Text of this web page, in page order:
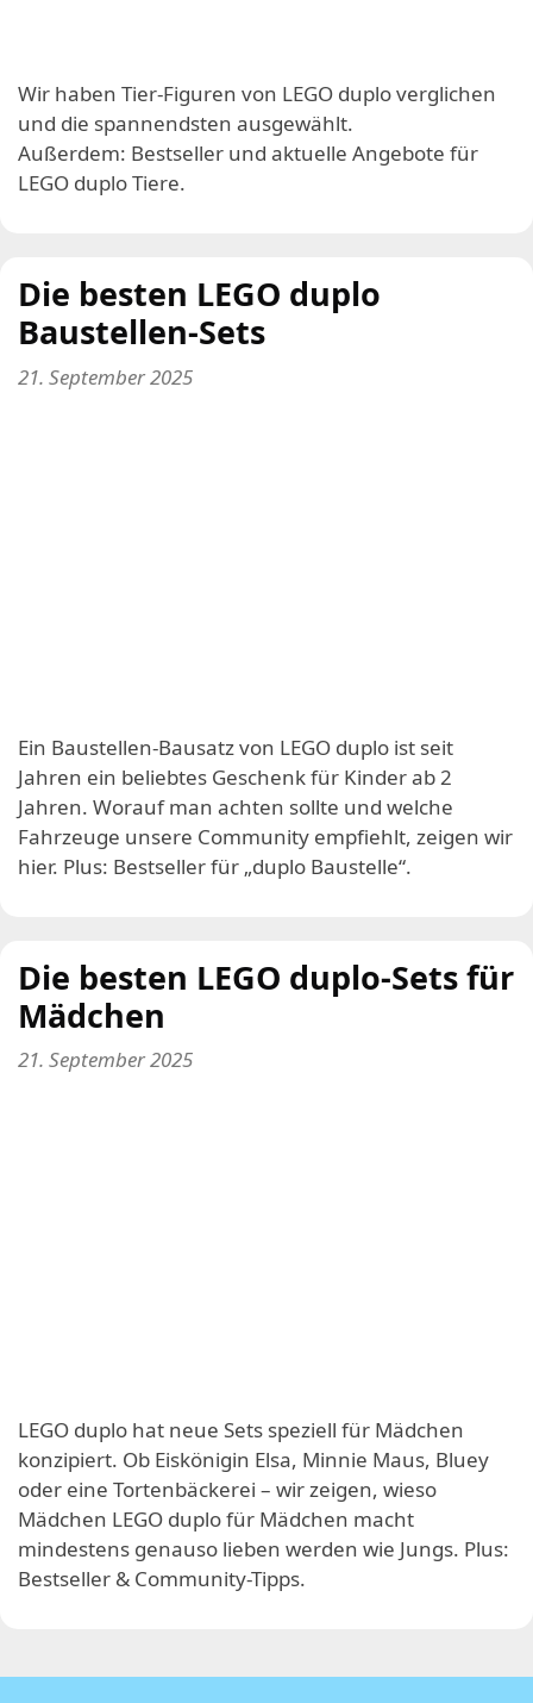
Wir haben Tier-Figuren von LEGO duplo verglichen
und die spannendsten ausgewählt.
Außerdem: Bestseller und aktuelle Angebote für
LEGO duplo Tiere.
Die besten LEGO duplo
Baustellen-Sets
21. September 2025
Ein Baustellen-Bausatz von LEGO duplo ist seit
Jahren ein beliebtes Geschenk für Kinder ab 2
Jahren. Worauf man achten sollte und welche
Fahrzeuge unsere Community empfiehlt, zeigen wir
hier. Plus: Bestseller für „duplo Baustelle“.
Die besten LEGO duplo-Sets für
Mädchen
21. September 2025
LEGO duplo hat neue Sets speziell für Mädchen
konzipiert. Ob Eiskönigin Elsa, Minnie Maus, Bluey
oder eine Tortenbäckerei – wir zeigen, wieso
Mädchen LEGO duplo für Mädchen macht
mindestens genauso lieben werden wie Jungs. Plus:
Bestseller & Community-Tipps.